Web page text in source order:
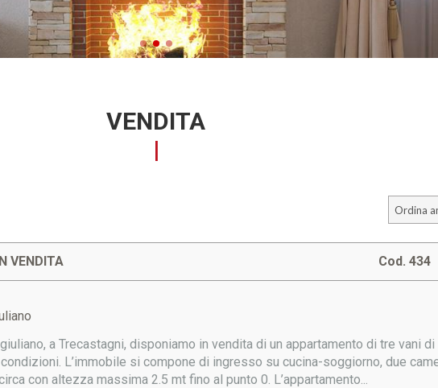
VENDITA
Ordina
VENDITA Cod. 434
a Trecastagni, disponiamo in vendita di un appartamento di tre vani
L’immobile si compone di ingresso su cucina-soggiorno, due
con altezza massima 2.5 mt fino al punto 0. L’appartamento...